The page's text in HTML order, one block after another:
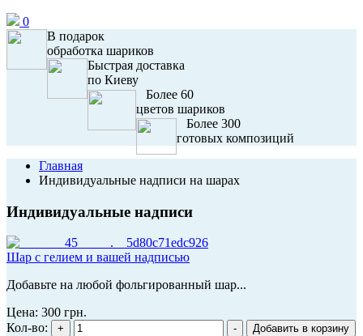
0
В подарок
обработка шариков
Быстрая доставка
по Киеву
Более 60
цветов шариков
Более 300
готовых композиций
Главная
Индивидуальные надписи на шарах
Индивидуальные надписи
Шар с гелием и вашей надписью
Добавьте на любой фольгированный шар...
Цена: 300 грн.
Кол-во: